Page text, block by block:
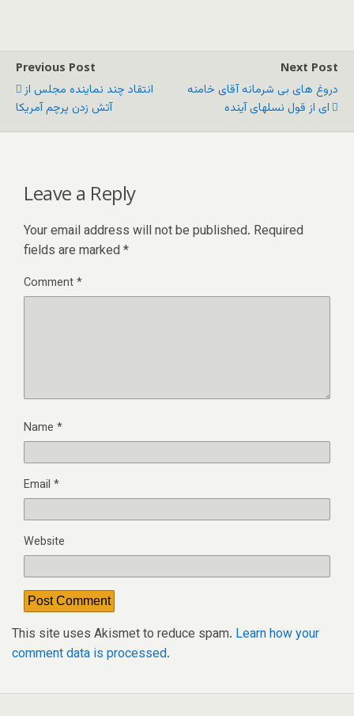
Previous Post
انتقاد چند نماینده مجلس از
آتش زدن پرچم آمریکا
Next Post
دروغ های بی شرمانه آقای خامنه
ای از قول نسلهای آینده
Leave a Reply
Your email address will not be published. Required
fields are marked *
Comment*
Name *
Email *
Website
This site uses Akismet to reduce spam. Learn how your
comment data is processed.